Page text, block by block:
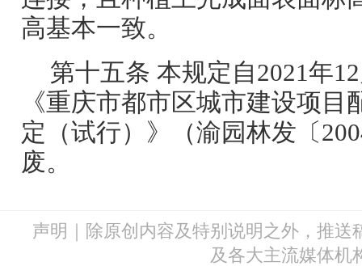
高基本一致。
第十五条 本规定自2021年
《重庆市都市区城市建设项
定（试行）》（渝园林发〔
废。
声明｜除原创内容及特别说明之外，推送
及各大主流媒体机